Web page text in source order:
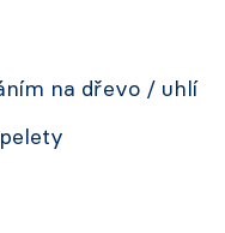
na dřevo / uhlí